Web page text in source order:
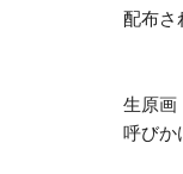
配布さ
生原画
呼びか